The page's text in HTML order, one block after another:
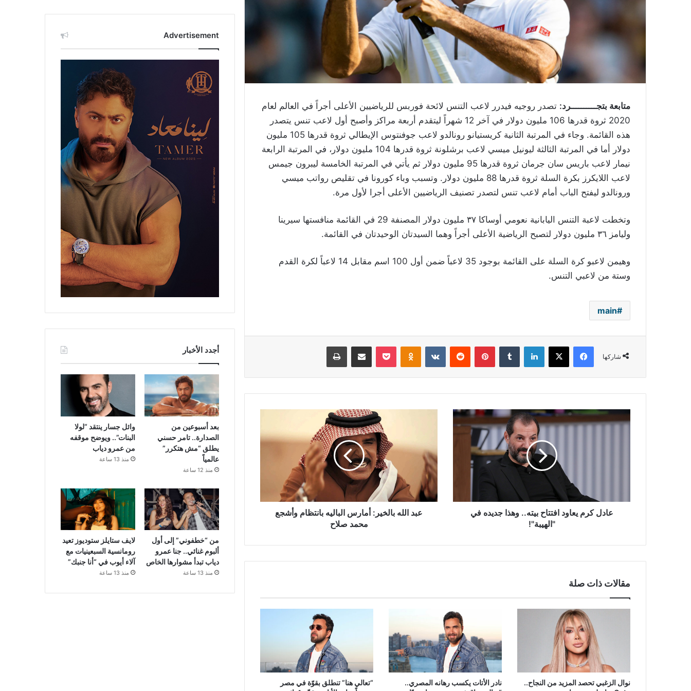
متابعة بتجــــــــــرد: تصدر روجيه فيدرر لاعب التنس لائحة فوربس للرياضيين الأعلى أجراً في العالم لعام
2020 ثروة قدرها 106 مليون دولار في آخر 12 شهراً ليتقدم أربعة مراكز وأصبح أول لاعب تنس يتصدر
هذه القائمة. وجاء في المرتبة الثانية كريستيانو رونالدو لاعب جوفنتوس الإيطالي ثروة قدرها 105 مليون
دولار أما في المرتبة الثالثة ليونيل ميسي لاعب برشلونة ثروة قدرها 104 مليون دولار، في المرتبة الرابعة
نيمار لاعب باريس سان جرمان ثروة قدرها 95 مليون دولار ثم يأتي في المرتبة الخامسة ليبرون جيمس
لاعب اللايكرز بكرة السلة ثروة قدرها 88 مليون دولار. وتسبب وباء كورونا في تقليص رواتب ميسي
ورونالدو ليفتح الباب أمام لاعب تنس لتصدر تصنيف الرياضيين الأعلى أجرا لأول مرة.
وتخطت لاعبة التنس اليابانية نعومي أوساكا ٣٧ مليون دولار المصنفة 29 في القائمة منافستها سيرينا
وليامز ٣٦ مليون دولار لتصبح الرياضية الأعلى أجراً وهما السيدتان الوحيدتان في القائمة.
وهيمن لاعبو كرة السلة على القائمة بوجود 35 لاعباً ضمن أول 100 اسم مقابل 14 لاعباً لكرة القدم
وستة من لاعبي التنس.
main
شاركها
فيسبوك ‫X لينكدإن بينتيريست Odnoklassniki
‫Pocket مشاركة عبر البريد طباعة
عادل
كرم
"الهيبة"!
عادل كرم يعاود افتتاح بيته.. وهذا جديده في
"الهيبة"!
أمارس
الباليه
بانتظام
وأشجع
محمد
صلاح
عبد الله بالخير: أمارس الباليه بانتظام وأشجع
محمد صلاح
مقالات ذات صلة
نوال الزغبي تحصد المزيد من النجاح..
نادر الأتات يكسب رهانه المصري..
“تعالي هنا” تنطلق بقوّة في مصر
Advertisement
أجدد الأخبار
بعد أسبوعين من
الصدارة.. تامر حسني
يطلق “مش هتكرر”
عالمياً
منذ 12 ساعة
وائل جسار ينتقد “لولا
البنات”.. ويوضح موقفه
من عمرو دياب
منذ 13 ساعة
من “خطفوني” إلى أول
ألبوم غنائي.. جنا عمرو
دياب تبدأ مشوارها الخاص
منذ 13 ساعة
لايف ستايلز ستوديوز تعيد
رومانسية السبعينيات مع
آلاء أيوب في “أنا جنبك”
منذ 13 ساعة